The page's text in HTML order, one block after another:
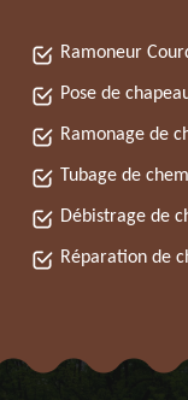
Ramoneur
Pose de
Ramonage de
Tubage de
Débistrage de
Réparation de